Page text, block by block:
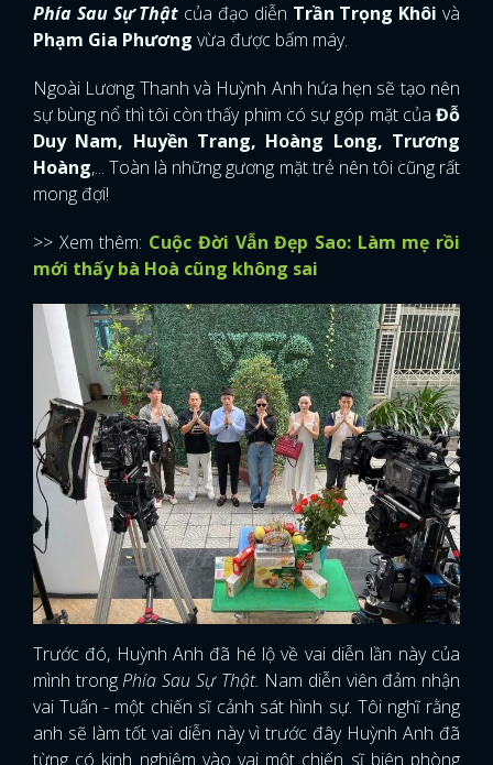
Phía Sau Sự Thật của đạo diễn Trần Trọng Khôivà
Phạm Gia Phương vừa được bấm máy.
Ngoài Lương Thanh và Huỳnh Anh hứa hẹn sẽ tạo nên
sự bùng nổ thì tôi còn thấy phim có sự góp mặt của Đỗ
Duy Nam, Huyền Trang, Hoàng Long, Trương
Hoàng,... Toàn là những gương mặt trẻ nên tôi cũng rất
mong đợi!
>> Xem thêm: Cuộc Đời Vẫn Đẹp Sao: Làm mẹ rồi
mới thấy bà Hoà cũng không sai
Trước đó, Huỳnh Anh đã hé lộ về vai diễn lần này của
mình trongPhía Sau Sự Thật. Nam diễn viên đảm nhận
vai Tuấn - một chiến sĩ cảnh sát hình sự. Tôi nghĩ rằng
anh sẽ làm tốt vai diễn này vì trước đây Huỳnh Anh đã
từng có kinh nghiệm vào vai một chiến sĩ biên phòng